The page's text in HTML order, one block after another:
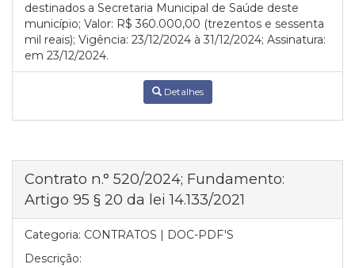
destinados a Secretaria Municipal de Saúde deste
município; Valor: R$ 360.000,00 (trezentos e sessenta
mil reais); Vigência: 23/12/2024 à 31/12/2024; Assinatura:
em 23/12/2024.
Detalhes
Contrato n.° 520/2024; Fundamento:
Artigo 95 § 20 da lei 14.133/2021
Categoria: CONTRATOS | DOC-PDF'S
Descrição: